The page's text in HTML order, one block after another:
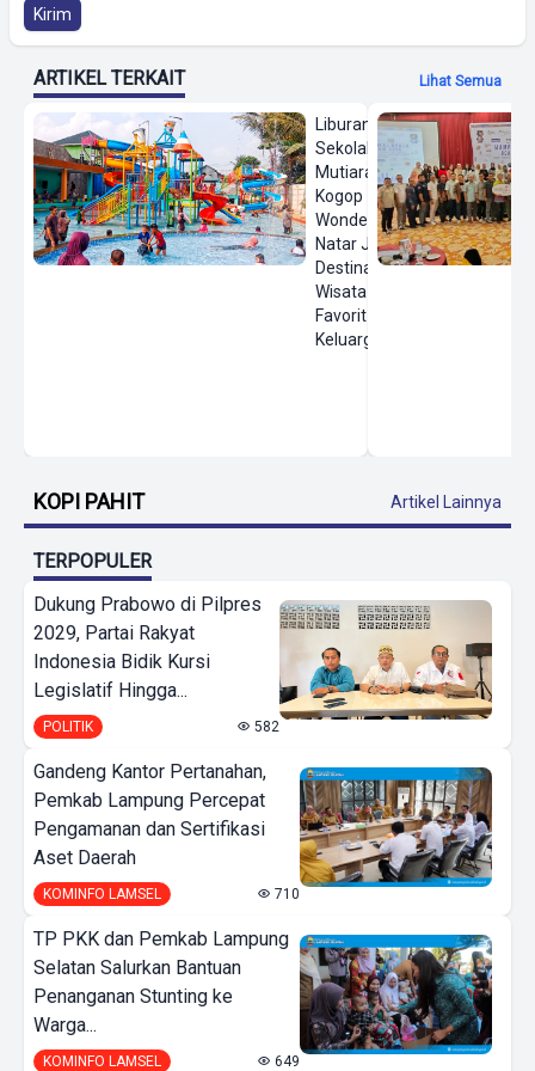
Kirim
ARTIKEL TERKAIT Lihat Semua
Liburan
Sekolah,
Mutiara
Kogop
Wonderland
Natar Jadi
Destinasi
Wisata Air
Favorit
Keluarga
KOPI PAHIT Artikel Lainnya
TERPOPULER
Dukung Prabowo di Pilpres
2029, Partai Rakyat
Indonesia Bidik Kursi
Legislatif Hingga...
POLITIK 582
Gandeng Kantor Pertanahan,
Pemkab Lampung Percepat
Pengamanan dan Sertifikasi
Aset Daerah
KOMINFO LAMSEL 710
TP PKK dan Pemkab Lampung
Selatan Salurkan Bantuan
Penanganan Stunting ke
Warga...
KOMINFO LAMSEL 649